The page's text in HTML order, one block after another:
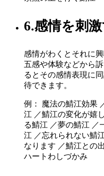
6.感情を刺
感情がわくとそれに興
五感や体験などから
るとその感情表現に
待できます。
例： 魔法の鯖江効果
江 ／鯖江の変化が嬉
る鯖江 ／夢の鯖江 ／
江 ／忘れられない鯖
なります ／鯖江との
ハートわしづかみ